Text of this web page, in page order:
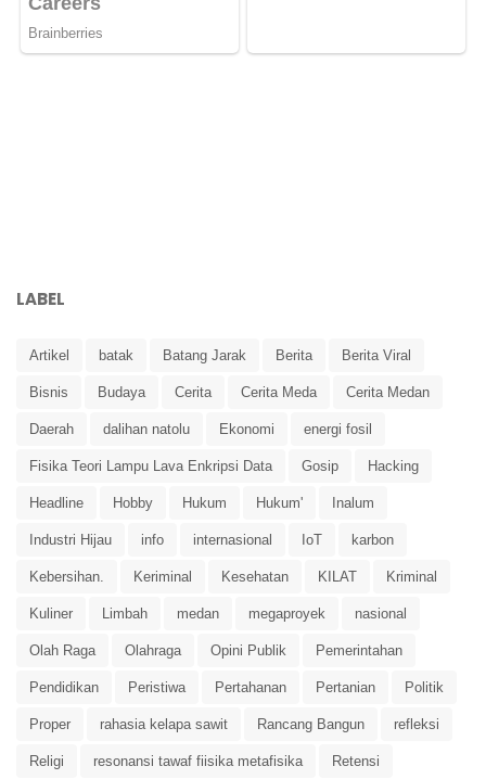
LABEL
Artikel batak Batang Jarak Berita Berita Viral
Bisnis Budaya Cerita Cerita Meda Cerita Medan
Daerah dalihan natolu Ekonomi energi fosil
Fisika Teori Lampu Lava Enkripsi Data Gosip Hacking
Headline Hobby Hukum Hukum' Inalum
Industri Hijau info internasional IoT karbon
Kebersihan. Keriminal Kesehatan KILAT Kriminal
Kuliner Limbah medan megaproyek nasional
Olah Raga Olahraga Opini Publik Pemerintahan
Pendidikan Peristiwa Pertahanan Pertanian Politik
Proper rahasia kelapa sawit Rancang Bangun refleksi
Religi resonansi tawaf fiisika metafisika Retensi